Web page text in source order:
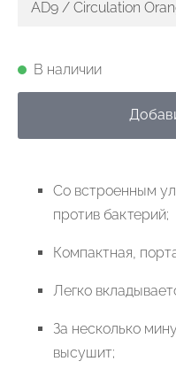
В наличии
Со встроенным ул
против бактерий;
Компактная, порт
Легко вкладывает
За несколько
высушит;